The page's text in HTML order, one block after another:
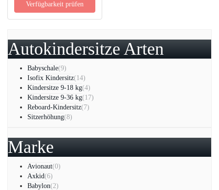
Verfügbarkeit prüfen
Autokindersitze Arten
Babyschale(9)
Isofix Kindersitz(14)
Kindersitze 9-18 kg(4)
Kindersitze 9-36 kg(17)
Reboard-Kindersitz(7)
Sitzerhöhung(8)
Marke
Avionaut(0)
Axkid(6)
Babylon(2)